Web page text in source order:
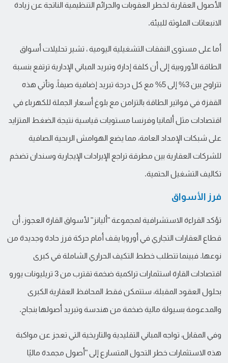
الأصول العقارية لخطر العقوبات والجرائم التنظيمية الناتجة عن زيادة
الانبعاثات الملوثة للبيئة.
أما على مستوى النفقات التشغيلية اليومية ، تشير تحليلات أسواق
الطاقة الأوروبية إلى أن كلفة إدارة وتبريد المباني الإدارية ترتفع بنسبة
تتراوح بين 3% إلى 5% مع كل درجة تبريد إضافية صيفاً. وتأتي هذه
القفزة في فواتير الطاقة بالتزامن مع بلوغ أسعار الجملة للكهرباء في
اقتصادات مثل ألمانيا وفرنسا مستويات قياسية نتيجة الضغط المتزايد
على شبكات الإمداد العامة، مما يضع الهوامش الربحية الصافية
للشركات العقارية بين مطرقة تراجع الإيرادات الإيجارية وسندان تضخم
تكاليف التشغيل الحتمية.
فرز الأسواق
تؤكد القراءة الاستشرافية لمجموعة "أليانز" لأسواق القارة العجوز، أن
قطاع العقارات التجاري في أوروبا يقف أمام حركة فرز حادة وجديدة من
نوعها. فبينما تتطلب خطط التكيف الحراري الشاملة في كبرى
اقتصادات القارة استثمارات تراكمية ضخمة تقترب من 3 تريليونات يورو
بحلول العقود المقبلة، ستتمكن فقط المحافظ العقارية الكبرى
والمدعومة بسيولة مالية ضخمة من هندسة وتبريد أصولها بنجاح.
وفي المقابل، تواجه المباني التقليدية والتاريخية التي تعجز عن مواكبة
هذه الاستثمارات خطر التحول المتسارع إلى "أصول مجمدة ماليًا